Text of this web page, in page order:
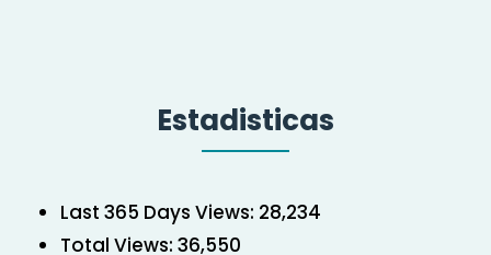
Estadisticas
Last 365 Days Views: 28,234
Total Views: 36,550